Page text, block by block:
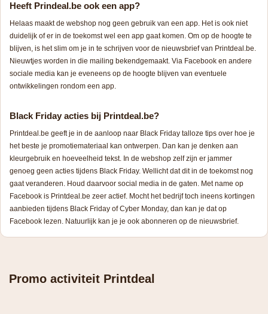
Heeft Prindeal.be ook een app?
Helaas maakt de webshop nog geen gebruik van een app. Het is ook niet
duidelijk of er in de toekomst wel een app gaat komen. Om op de hoogte te
blijven, is het slim om je in te schrijven voor de nieuwsbrief van Printdeal.be.
Nieuwtjes worden in die mailing bekendgemaakt. Via Facebook en andere
sociale media kan je eveneens op de hoogte blijven van eventuele
ontwikkelingen rondom een app.
Black Friday acties bij Printdeal.be?
Printdeal.be geeft je in de aanloop naar Black Friday talloze tips over hoe je
het beste je promotiemateriaal kan ontwerpen. Dan kan je denken aan
kleurgebruik en hoeveelheid tekst. In de webshop zelf zijn er jammer
genoeg geen acties tijdens Black Friday. Wellicht dat dit in de toekomst nog
gaat veranderen. Houd daarvoor social media in de gaten. Met name op
Facebook is Printdeal.be zeer actief. Mocht het bedrijf toch ineens kortingen
aanbieden tijdens Black Friday of Cyber Monday, dan kan je dat op
Facebook lezen. Natuurlijk kan je je ook abonneren op de nieuwsbrief.
Promo activiteit Printdeal